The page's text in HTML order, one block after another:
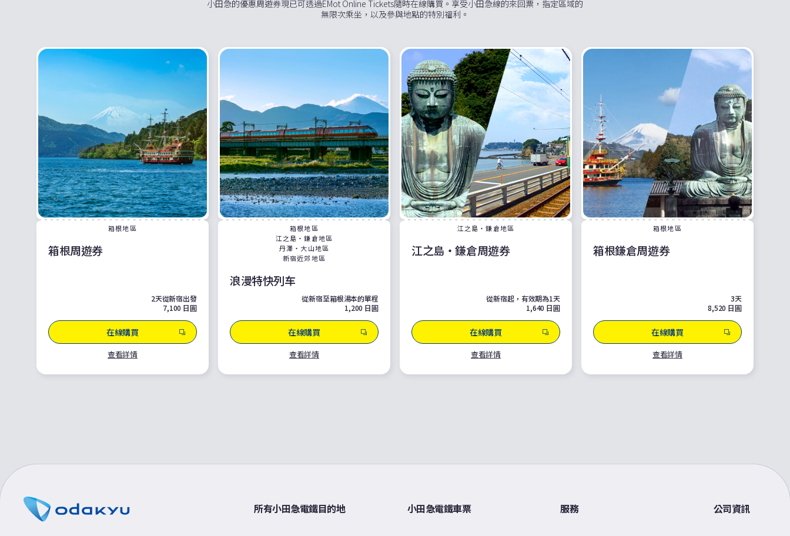
小田急的優惠周遊券現已可透過EMot Online Tickets隨時在線購買。享受小田急線的來回票，指定區域的
無限次乘坐，以及參與地點的特別福利。
箱根地區
箱根周遊券
2天從新宿出發
7,100 日圓
在線購買
查看詳情
箱根地區
江之島・鎌倉地區
丹澤・大山地區
新宿近郊地區
浪漫特快列车
從新宿至箱根湯本的單程
1,200 日圓
在線購買
查看詳情
江之島・鎌倉地區
江之島・鎌倉周遊券
從新宿起，有效期為1天
1,640 日圓
在線購買
查看詳情
箱根地區
箱根鎌倉周遊券
3天
8,520 日圓
在線購買
查看詳情
所有小田急電鐵目的地 小田急電鐵車票 服務 公司資訊